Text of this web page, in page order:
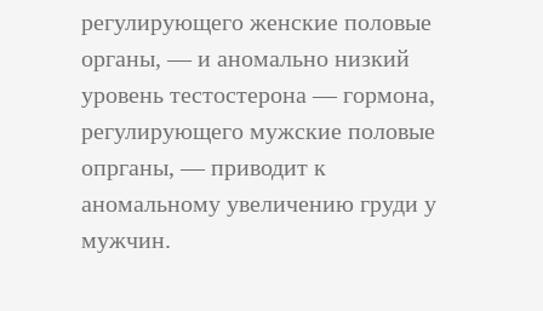
регулирующего женские половые
органы, — и аномально низкий
уровень тестостерона — гормона,
регулирующего мужские половые
опрганы, — приводит к
аномальному увеличению груди у
мужчин.